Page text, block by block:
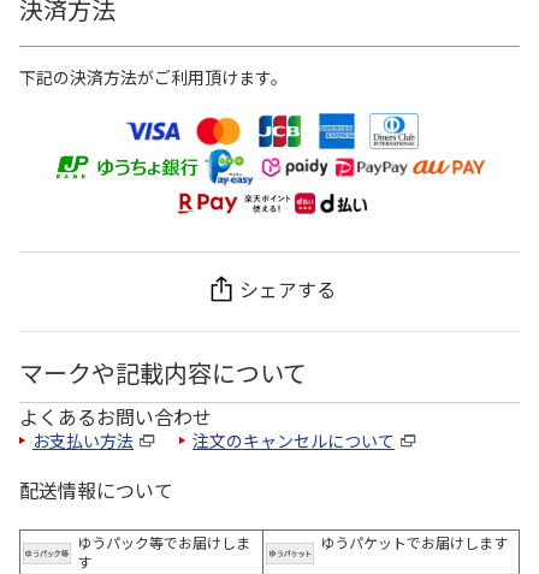
決済方法
下記の決済方法がご利用頂けます。
シェアする
マークや記載内容について
よくあるお問い合わせ
お支払い方法 注文のキャンセルについて
配送情報について
ゆうパック等でお届けしま
す
ゆうパケットでお届けします